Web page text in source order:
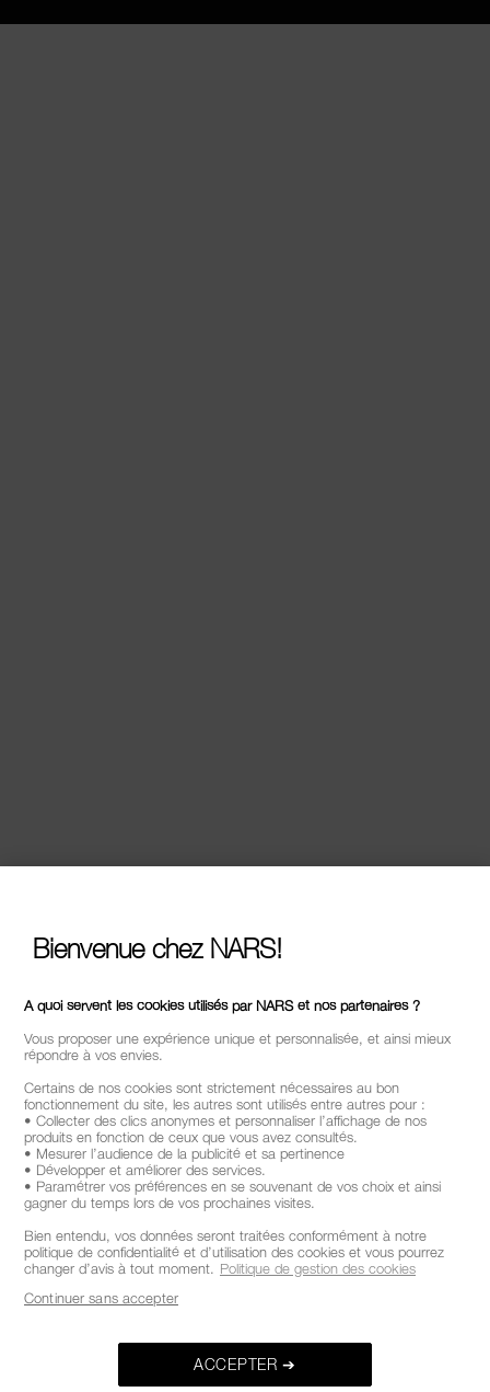
Bienvenue chez NARS!
A quoi servent les cookies utilisés par NARS et nos partenaires ?
Vous proposer une expérience unique et personnalisée, et ainsi mieux
répondre à vos envies.
Certains de nos cookies sont strictement nécessaires au bon
fonctionnement du site, les autres sont utilisés entre autres pour :
• Collecter des clics anonymes et personnaliser l’affichage de nos
produits en fonction de ceux que vous avez consultés.
• Mesurer l’audience de la publicité et sa pertinence
• Développer et améliorer des services.
• Paramétrer vos préférences en se souvenant de vos choix et ainsi
gagner du temps lors de vos prochaines visites.
Bien entendu, vos données seront traitées conformément à notre
politique de confidentialité et d’utilisation des cookies et vous pourrez
changer d’avis à tout moment. Politique de gestion des cookies
ACCEPTER ➔
Continuer sans accepter